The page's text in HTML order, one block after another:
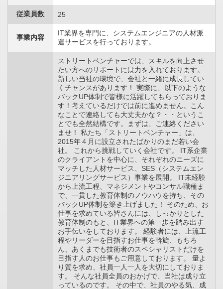
従業員数 25
事業内容
IT業界を専門に、システムエンジニアの人材派
遣サービスを行っております。
ストリートベンチャーでは、スキルを向上させ
たい方へのサポートには力を入れております。
新しい当社の環境で、会社と一緒に成長してい
くチャンスがあります！ 実際に、以下のような
バックUP体制で皆様に活躍してもらっておりま
す！考えているだけでは前に進めません。こん
なことで連絡しても大丈夫かな？・・というこ
とでも全然結構です。まずは、ご連絡ください
ませ！ 私たち「ストリートベンチャー」は、
2015年４月に設立されたばかりのまだ若い会
社。 これから挑戦していく会社です。 IT系企業
のクライアントを中心に、それぞれのニーズに
マッチした人材サービス、SES（システムエン
ジニアリングサービス）事業を展開。 IT未経験
から上流工程、マネジメントやコンサル職種ま
で、一貫した教育体制のノウハウを持ち、その
バックUP体制を築き上げました！ そのため、お
仕事を求めている皆さんには、しっかりとした
教育体制のもと、IT業界への第一歩を踏み出す
お手伝いをしております。 経験者には、上流工
程やリーダーを目指すお仕事を斡旋、もちろ
ん、あくまでも技術者のスペシャリストだけを
目指す人のお仕事もご用意しております。 量よ
り質を求め、社員一人一人を大切にしておりま
す。 そんな社員全員のおかげで、当社は成り立
っているのです。 その中で、社員のやる気、成